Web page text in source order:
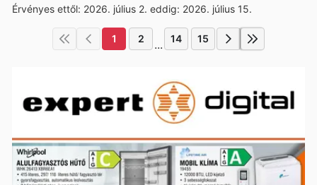
Érvényes ettől: 2026. július 2. eddig: 2026. július 15.
1 2 ... 14 15